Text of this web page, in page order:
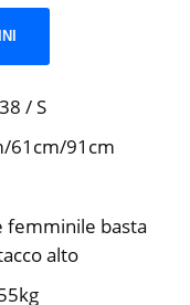
/ S
61cm/91cm
femminile basta
alto